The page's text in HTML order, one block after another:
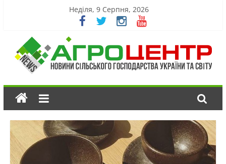
Неділя, 9 Серпня, 2026